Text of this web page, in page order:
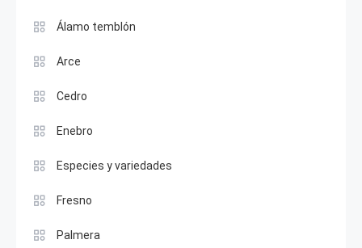
Álamo temblón
Arce
Cedro
Enebro
Especies y variedades
Fresno
Palmera